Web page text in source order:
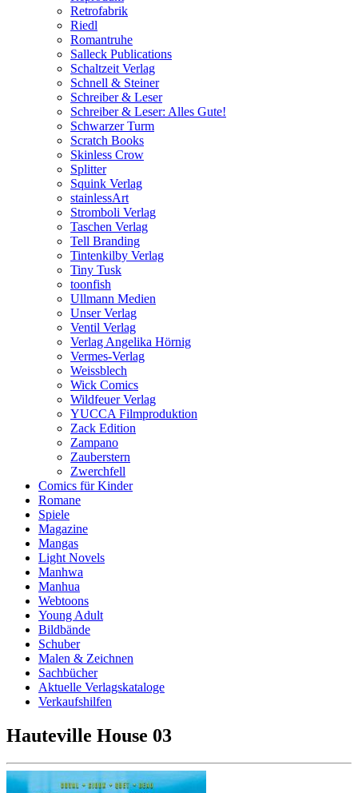
Retrofabrik
Riedl
Romantruhe
Salleck Publications
Schaltzeit Verlag
Schnell & Steiner
Schreiber & Leser
Schreiber & Leser: Alles Gute!
Schwarzer Turm
Scratch Books
Skinless Crow
Splitter
Squink Verlag
stainlessArt
Stromboli Verlag
Taschen Verlag
Tell Branding
Tintenkilby Verlag
Tiny Tusk
toonfish
Ullmann Medien
Unser Verlag
Ventil Verlag
Verlag Angelika Hörnig
Vermes-Verlag
Weissblech
Wick Comics
Wildfeuer Verlag
YUCCA Filmproduktion
Zack Edition
Zampano
Zauberstern
Zwerchfell
Comics für Kinder
Romane
Spiele
Magazine
Mangas
Light Novels
Manhwa
Manhua
Webtoons
Young Adult
Bildbände
Schuber
Malen & Zeichnen
Sachbücher
Aktuelle Verlagskataloge
Verkaufshilfen
Hauteville House 03